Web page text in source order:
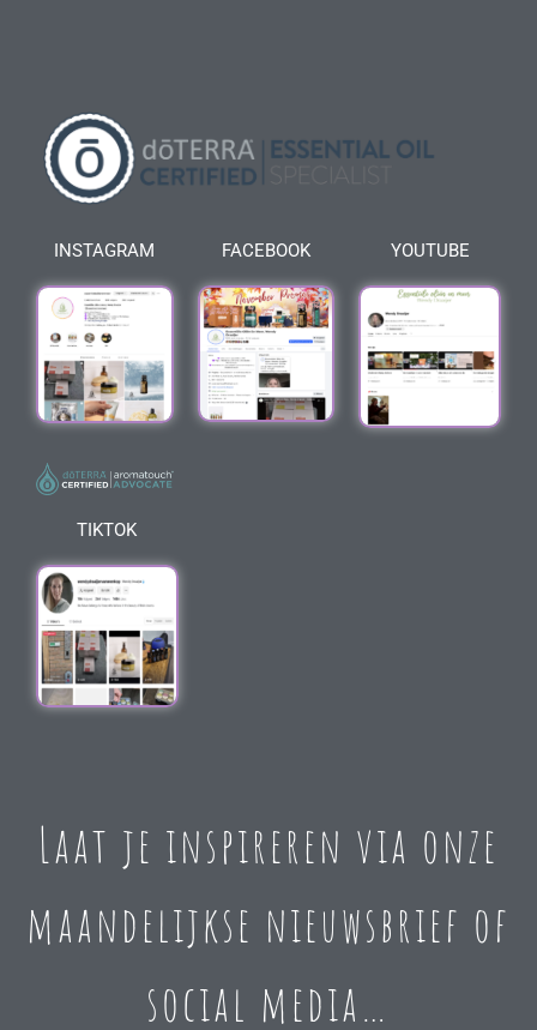
INSTAGRAM FACEBOOK YOUTUBE
TIKTOK
Laat je inspireren via onze
maandelijkse nieuwsbrief of
social media…